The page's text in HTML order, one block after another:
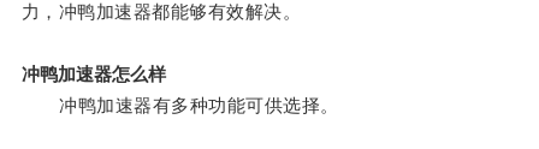
力，冲鸭加速器都能够有效解决。
冲鸭加速器怎么样
冲鸭加速器有多种功能可供选择。